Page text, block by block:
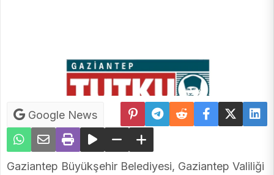
Google News
Gaziantep Büyükşehir Belediyesi, Gaziantep Valiliği